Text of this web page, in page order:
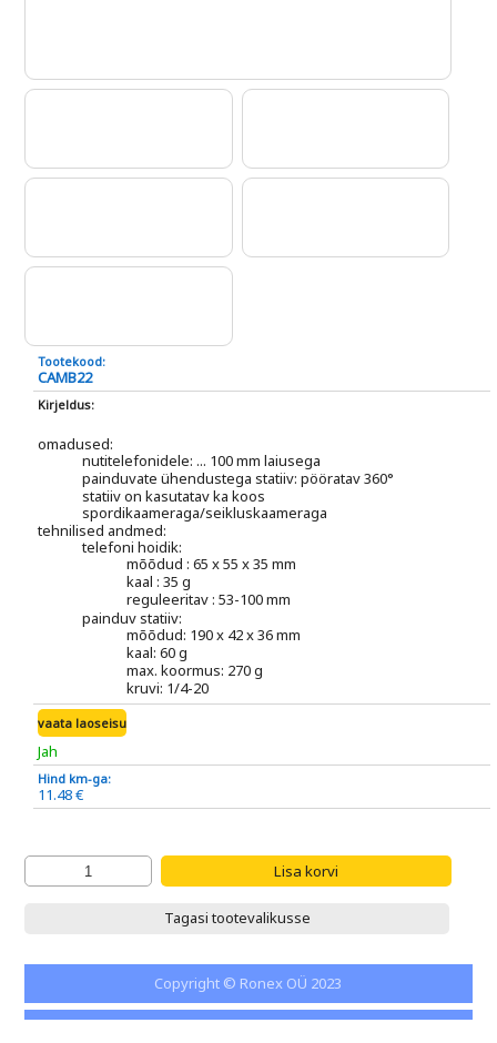
Tootekood:
CAMB22
Kirjeldus:
omadused:
nutitelefonidele: ... 100 mm laiusega
painduvate ühendustega statiiv: pööratav 360°
statiiv on kasutatav ka koos
spordikaameraga/seikluskaameraga
tehnilised andmed:
telefoni hoidik:
mõõdud : 65 x 55 x 35 mm
kaal : 35 g
reguleeritav : 53-100 mm
painduv statiiv:
mõõdud: 190 x 42 x 36 mm
kaal: 60 g
max. koormus: 270 g
kruvi: 1/4-20
vaata laoseisu
Jah
Hind km-ga:
11.48 €
Tagasi tootevalikusse
Copyright © Ronex OÜ 2023